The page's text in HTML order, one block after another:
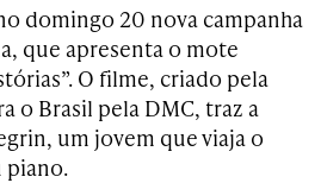
domingo 20 nova campanha
que apresenta o mote
O filme, criado pela
o Brasil pela DMC, traz a
um jovem que viaja o
piano.